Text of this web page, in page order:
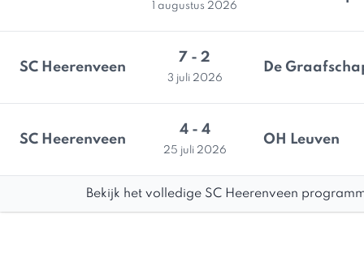
1 augustus 2026
SC Heerenveen
7 - 2
3 juli 2026
De
SC Heerenveen
4 - 4
25 juli 2026
OH Leuven
Bekijk het volledige SC Heerenveen